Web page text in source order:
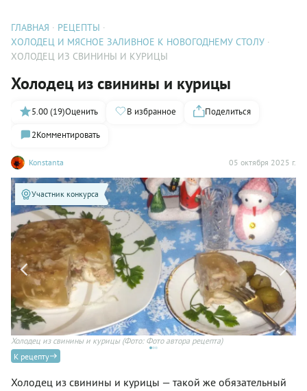
ГЛАВНАЯ
РЕЦЕПТЫ
ХОЛОДЕЦ И МЯСНОЕ ЗАЛИВНОЕ К НОВОГОДНЕМУ СТОЛУ
ХОЛОДЕЦ ИЗ СВИНИНЫ И КУРИЦЫ
Холодец из свинины и курицы
Konstanta 05 октября 2025 г.
5.00 (19)Оценить В избранное
Поделиться
2Комментировать
Участник конкурса
Холодец из свинины и курицы(Фото: Фото автора рецепта)
К рецепту
Холодец из свинины и курицы — такой же обязательный